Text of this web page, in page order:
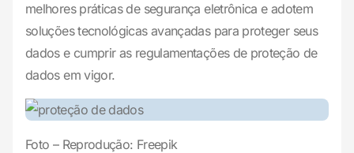
melhores práticas de segurança eletrônica e adotem
soluções tecnológicas avançadas para proteger seus
dados e cumprir as regulamentações de proteção de
dados em vigor.
Foto – Reprodução: Freepik